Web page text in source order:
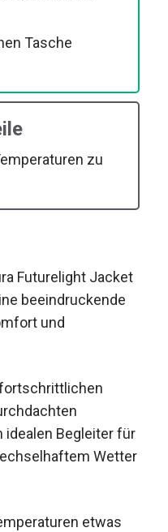
Tasche
zu
Futurelight Jacket
beeindruckende
und
idealen Begleiter für
Wetter
etwas